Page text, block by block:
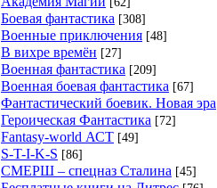
Боевая фантастика [308]
Военные приключения [48]
В вихре времён [27]
Военная фантастика [209]
Военная боевая фантастика [67]
Фантастический боевик. Новая эра
Героическая Фантастика [72]
Fantasy-world АСТ [49]
S-T-I-K-S [86]
СМЕРШ – спецназ Сталина [45]